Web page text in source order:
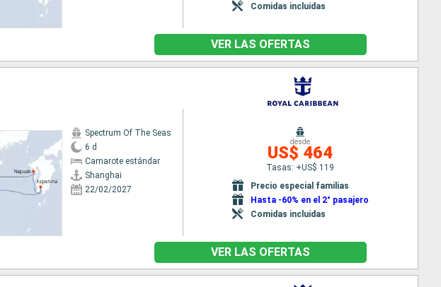
Comidas incluidas
VER LAS OFERTAS
Spectrum Of The Seas
6 d
Camarote estándar
Shanghai
22/02/2027
desde
US$ 464
Tasas: +US$ 119
Precio especial familias
Hasta -60% en el 2° pasajero
Comidas incluidas
VER LAS OFERTAS